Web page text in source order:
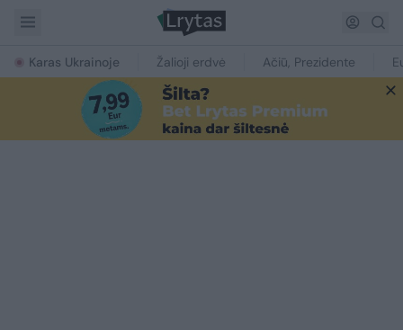
Karas Ukrainoje Žalioji erdvė Ačiū, Prezidente